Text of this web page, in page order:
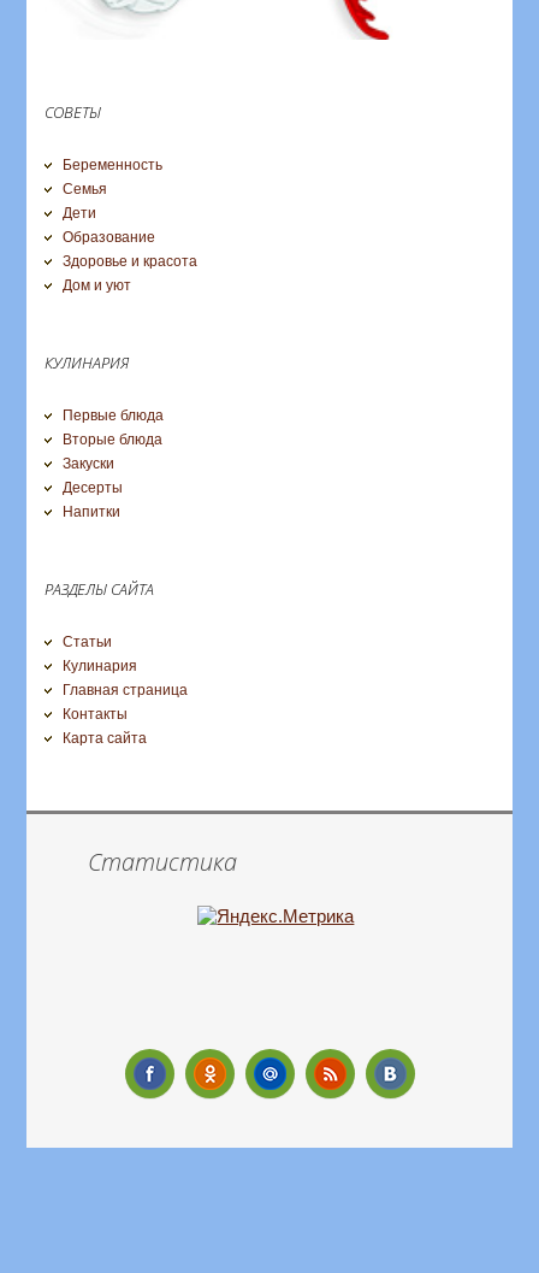
СОВЕТЫ
Беременность
Семья
Дети
Образование
Здоровье и красота
Дом и уют
КУЛИНАРИЯ
Первые блюда
Вторые блюда
Закуски
Десерты
Напитки
РАЗДЕЛЫ САЙТА
Статьи
Кулинария
Главная страница
Контакты
Карта сайта
Статистика